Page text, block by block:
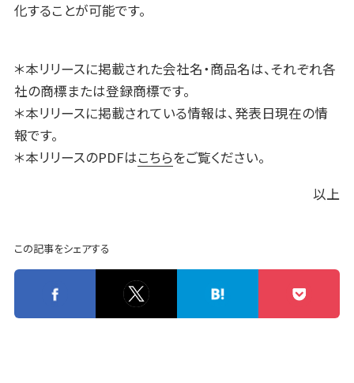
化することが可能です。
＊本リリースに掲載された会社名・商品名は、それぞれ各
社の商標または登録商標です。
＊本リリースに掲載されている情報は、発表日現在の情
報です。
＊本リリースのPDFはこちらをご覧ください。
以上
この記事をシェアする